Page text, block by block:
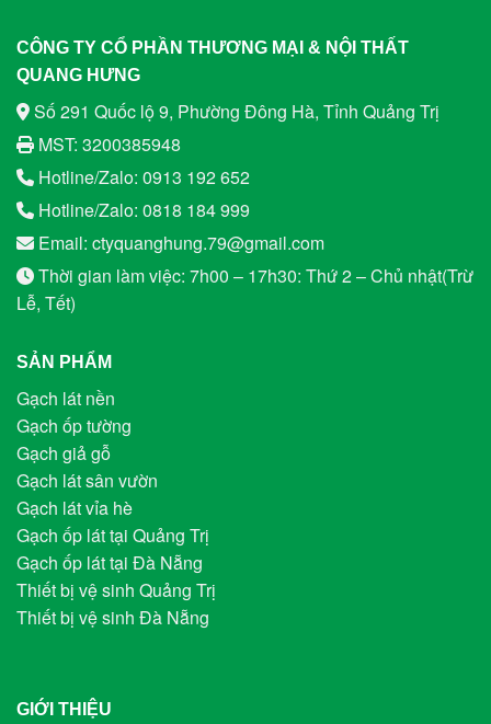
CÔNG TY CỔ PHẦN THƯƠNG MẠI & NỘI THẤT
QUANG HƯNG
Số 291 Quốc lộ 9, Phường Đông Hà, Tỉnh Quảng Trị
MST: 3200385948
Hotline/Zalo: 0913 192 652
Hotline/Zalo: 0818 184 999
Email: ctyquanghung.79@gmail.com
Thời gian làm việc: 7h00 – 17h30: Thứ 2 – Chủ nhật(Trừ
Lễ, Tết)
SẢN PHẨM
Gạch lát nền
Gạch ốp tường
Gạch giả gỗ
Gạch lát sân vườn
Gạch lát vỉa hè
Gạch ốp lát tại Quảng Trị
Gạch ốp lát tại Đà Nẵng
Thiết bị vệ sinh Quảng Trị
Thiết bị vệ sinh Đà Nẵng
GIỚI THIỆU